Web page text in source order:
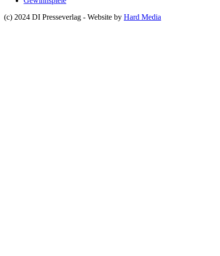
(c) 2024 DI Presseverlag - Website by Hard Media